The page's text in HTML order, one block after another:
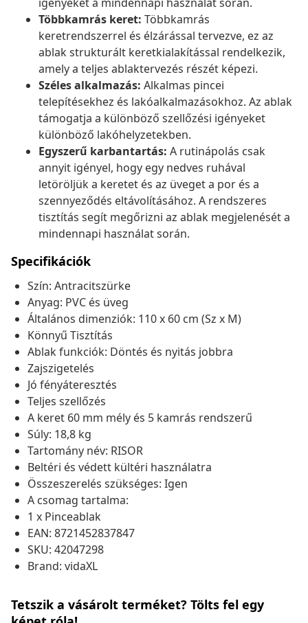
Többkamrás keret: Többkamrás
keretrendszerrel és élzárással tervezve, ez az
ablak strukturált keretkialakítással rendelkezik,
amely a teljes ablaktervezés részét képezi.
Széles alkalmazás: Alkalmas pincei
telepítésekhez és lakóalkalmazásokhoz. Az ablak
támogatja a különböző szellőzési igényeket
különböző lakóhelyzetekben.
Egyszerű karbantartás: A rutinápolás csak
annyit igényel, hogy egy nedves ruhával
letöröljük a keretet és az üveget a por és a
szennyeződés eltávolításához. A rendszeres
tisztítás segít megőrizni az ablak megjelenését a
mindennapi használat során.
Specifikációk
Szín: Antracitszürke
Anyag: PVC és üveg
Általános dimenziók: 110 x 60 cm (Sz x M)
Könnyű Tisztítás
Ablak funkciók: Döntés és nyitás jobbra
Zajszigetelés
Jó fényáteresztés
Teljes szellőzés
A keret 60 mm mély és 5 kamrás rendszerű
Súly: 18,8 kg
Tartomány név: RISOR
Beltéri és védett kültéri használatra
Összeszerelés szükséges: Igen
A csomag tartalma:
1 x Pinceablak
EAN: 8721452837847
SKU: 42047298
Brand: vidaXL
Tetszik a vásárolt terméket? Tölts fel egy